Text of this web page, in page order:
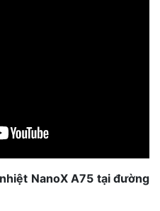
NanoX A75 tại đường